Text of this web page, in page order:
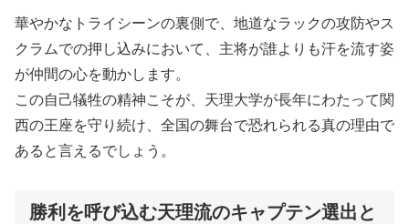
華やかなトライシーンの裏側で、地道なラックの攻防やス
クラムでの押し込みにおいて、主将が誰よりも汗を流す姿
が仲間の心を動かします。
この自己犠牲の精神こそが、天理大学が長年にわたって関
西の王座を守り続け、全国の舞台で恐れられる真の理由で
あると言えるでしょう。
勝利を呼び込む天理流のキャプテン選出と